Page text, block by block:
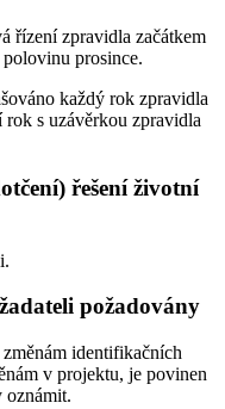
řízení zpravidla začátkem
prosince.
každý rok zpravidla
s uzávěrkou zpravidla
řešení životní
požadovány
identifikačních
v projektu, je povinen
oznámit.